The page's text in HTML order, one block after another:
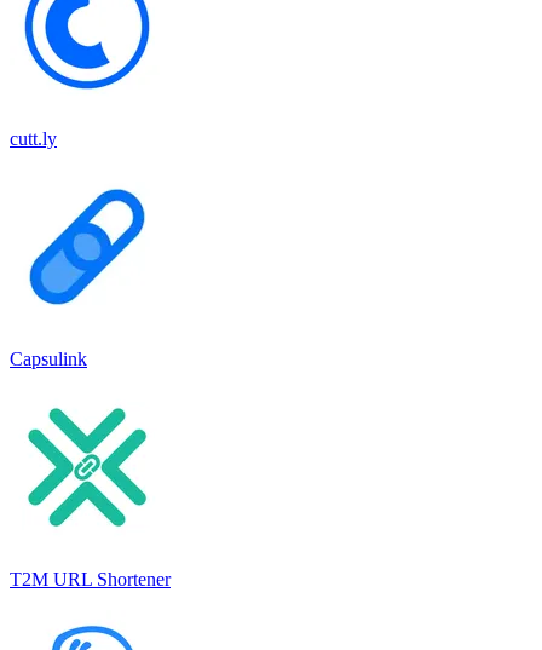
cutt.ly
Capsulink
T2M URL Shortener